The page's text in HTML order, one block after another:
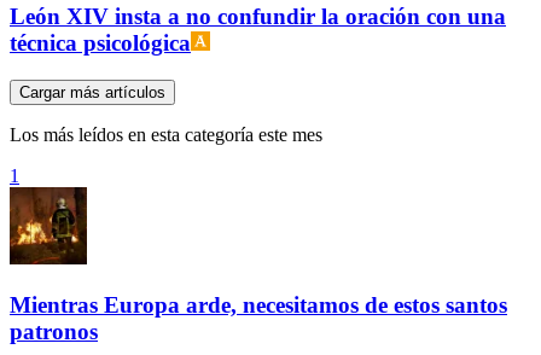
León XIV insta a no confundir la oración con una
técnica psicológica
Cargar más artículos
Los más leídos en esta categoría este mes
1
Mientras Europa arde, necesitamos de estos santos
patronos